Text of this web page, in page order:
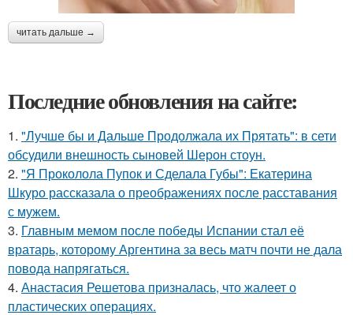
читать дальше →
Последние обновления на сайте:
1. "Лучше бы и Дальше Продолжала их Прятать": в сети
обсудили внешность сыновей Шерон стоун.
2. "Я Проколола Пупок и Сделала Губы": Екатерина
Шкуро рассказала о преображениях после расставания
с мужем.
3. Главным мемом после победы Испании стал её
вратарь, которому Аргентина за весь матч почти не дала
повода напрягаться.
4. Анастасия Решетова призналась, что жалеет о
пластических операциях.